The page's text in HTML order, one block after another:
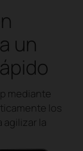
un
mediante
los
agilizar la